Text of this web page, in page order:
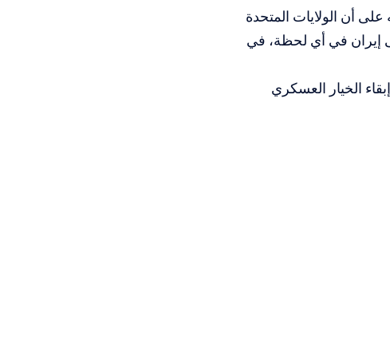
أن الولايات المتحدة
إيران في أي لحظة، في
الخيار العسكري